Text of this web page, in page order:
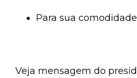
Para sua comodidade
Veja mensagem do